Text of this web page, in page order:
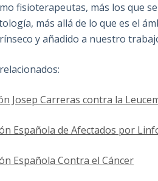
fisioterapeutas, más los que
más allá de lo que es el
y añadido a nuestro
Josep Carreras contra la
Española de Afectados por
Española Contra el Cáncer